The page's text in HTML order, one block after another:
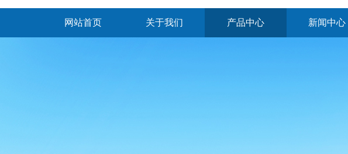
网站首页 关于我们 产品中心 新闻中心